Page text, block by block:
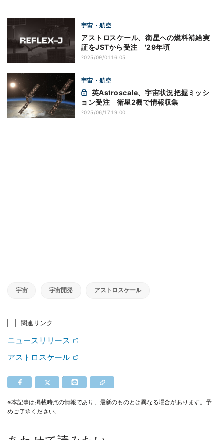
宇宙・航空
アストロスケール、衛星への燃料補給実
証をJSTから受注 '29年頃
2025/09/01 16:05
宇宙・航空
ョン受注 衛星2機で情報収集
2025/06/17 19:00
宇宙 宇宙開発 アストロスケール
関連リンク
ニュースリリース
アストロスケール
※本記事は掲載時点の情報であり、最新のものとは異なる場合があります。予
めご了承ください。